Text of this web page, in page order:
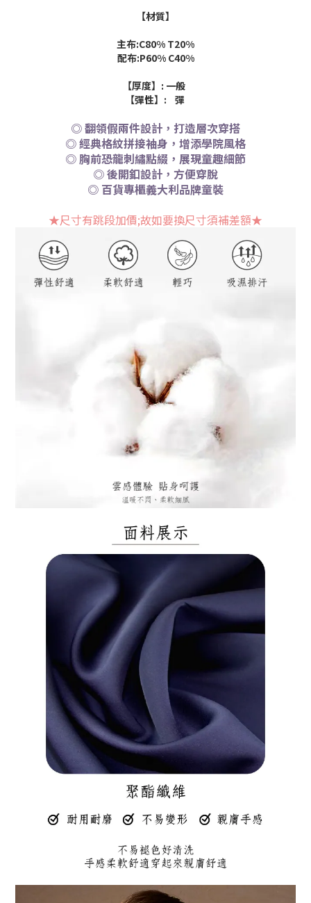
【材質】
主布:C80% T20%
配布:P60% C40%
【厚度】: 一般
【彈性】: 彈
◎ 翻領假兩件設計，打造層次穿搭
◎ 經典格紋拼接袖身，增添學院風格
◎ 胸前恐龍刺繡點綴，展現童趣細節
◎ 後開釦設計，方便穿脫
◎ 百貨專櫃義大利品牌童裝
★尺寸有跳段加價;故如要換尺寸須補差額★